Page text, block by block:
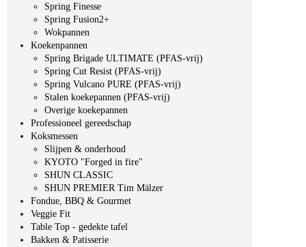
Spring Finesse
Spring Fusion2+
Wokpannen
Koekenpannen
Spring Brigade ULTIMATE (PFAS-vrij)
Spring Cut Resist (PFAS-vrij)
Spring Vulcano PURE (PFAS-vrij)
Stalen koekepannen (PFAS-vrij)
Overige koekepannen
Professioneel gereedschap
Koksmessen
Slijpen & onderhoud
KYOTO "Forged in fire"
SHUN CLASSIC
SHUN PREMIER Tim Mälzer
Fondue, BBQ & Gourmet
Veggie Fit
Table Top - gedekte tafel
Bakken & Patisserie